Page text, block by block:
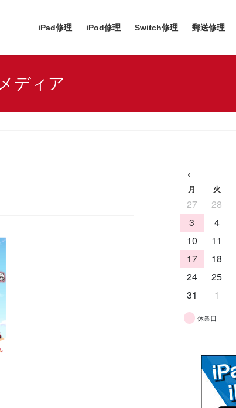
iPad修理 iPod修理 Switch修理 郵送修理
メディア
‹
月 火
27 28
3
4
10
11
17
18
24
25
31
1
休業日